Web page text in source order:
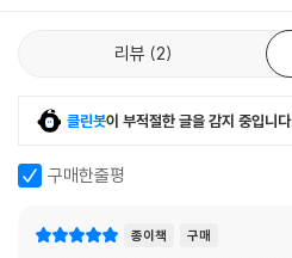
‘원무애간본袁無涯刊本’ 즉 『이씨장
滸全傳』 혹은 『출상평점충의수호전
숭정崇禎 14년(1641)에 김성탄의 『관
華堂第五才子書施耐庵水滸傳』이 간
송강이 조정에 불려 들어간 이후의 내
었으며, 다른 판본들은 시장 밖으로 배척
리뷰 2
클린봇이 부적절한 글을 감지 중입니다.
구매한줄평
종이책 구매